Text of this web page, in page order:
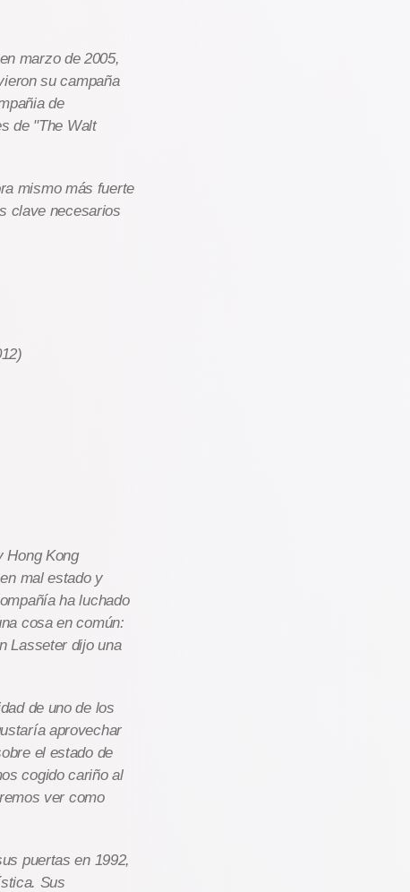
marzo de 2005,
su campaña
de
de "The Walt
mismo más fuerte
clave necesarios
Hong Kong
mal estado y
ha luchado
cosa en común:
Lasseter dijo una
de uno de los
aprovechar
el estado de
cogido cariño al
ver como
puertas en 1992,
Sus